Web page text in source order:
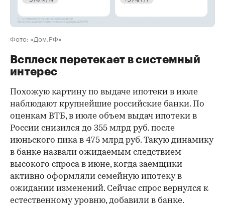
Фото: «Дом.РФ»
Всплеск перетекает в системный
интерес
Похожую картину по выдаче ипотеки в июле
наблюдают крупнейшие российские банки. По
оценкам ВТБ, в июле объем выдач ипотеки в
России снизился до 355 млрд руб. после
июньского пика в 475 млрд руб. Такую динамику
в банке назвали ожидаемым следствием
высокого спроса в июне, когда заемщики
активно оформляли семейную ипотеку в
ожидании изменений. Сейчас спрос вернулся к
естественному уровню, добавили в банке.